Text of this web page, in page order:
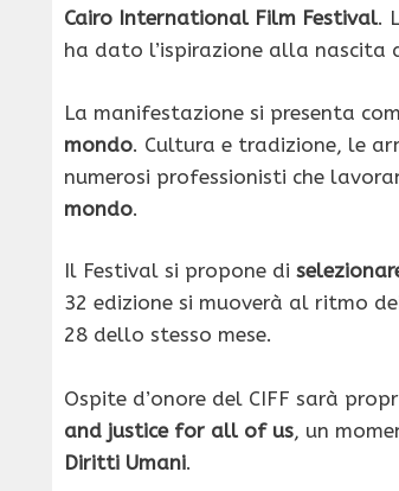
Cairo International Film Festival.
ha dato l’ispirazione alla
La manifestazione si presenta
mondo. Cultura e tradizione, le
numerosi professionisti che
mondo.
Il Festival si propone di
32 edizione si muoverà al ritmo
28 dello stesso mese.
Ospite d’onore del CIFF sarà
and justice for all of us, un
Diritti Umani.